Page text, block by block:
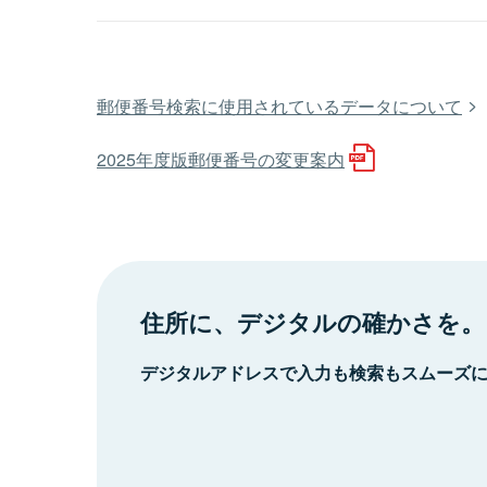
郵便番号検索に使用されているデータについて
2025年度版郵便番号の変更案内
住所に、デジタルの確かさを。
デジタルアドレスで入力も検索もスムーズ